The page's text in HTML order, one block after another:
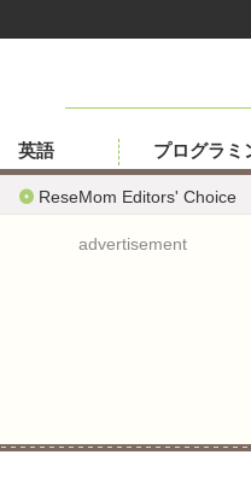
ReseMom Editors' Choice
英語 プログラミ
advertisement